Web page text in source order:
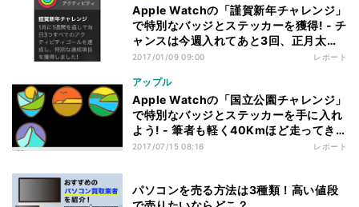
Apple Watchの「謹賀新年チャレンジ」
で特別なバッジとステッカーを獲得! - チ
ャンスは今週入れてあと3回、正月太り
の解消にも!!
2017/01/09 09:00 レポート
アップル
Apple Watchの「国立公園チャレンジ」
で特別なバッジとステッカーを手に入れ
よう! - 筆者も軽く40Kmほど走ってき
た
2017/07/15 08:16 レポート
パソコンを売る方法は3種類！高い値段